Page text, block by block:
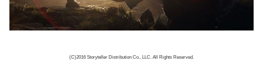
(C)2016 Storyteller Distribution Co., LLC. All Rights Reserved.